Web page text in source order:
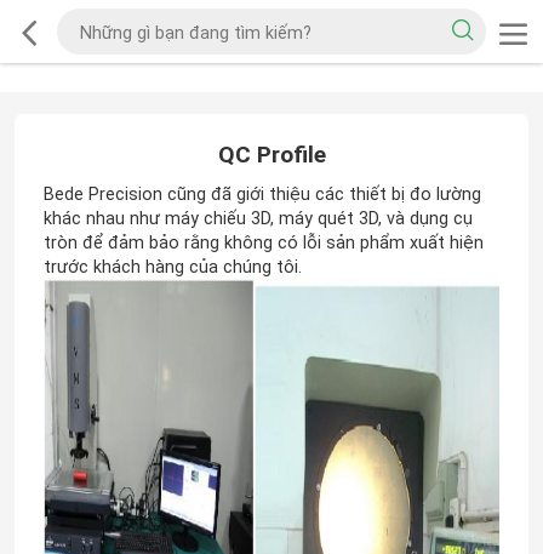
QC Profile
Bede Precision cũng đã giới thiệu các thiết bị đo lường
khác nhau như máy chiếu 3D, máy quét 3D, và dụng cụ
tròn để đảm bảo rằng không có lỗi sản phẩm xuất hiện
trước khách hàng của chúng tôi.